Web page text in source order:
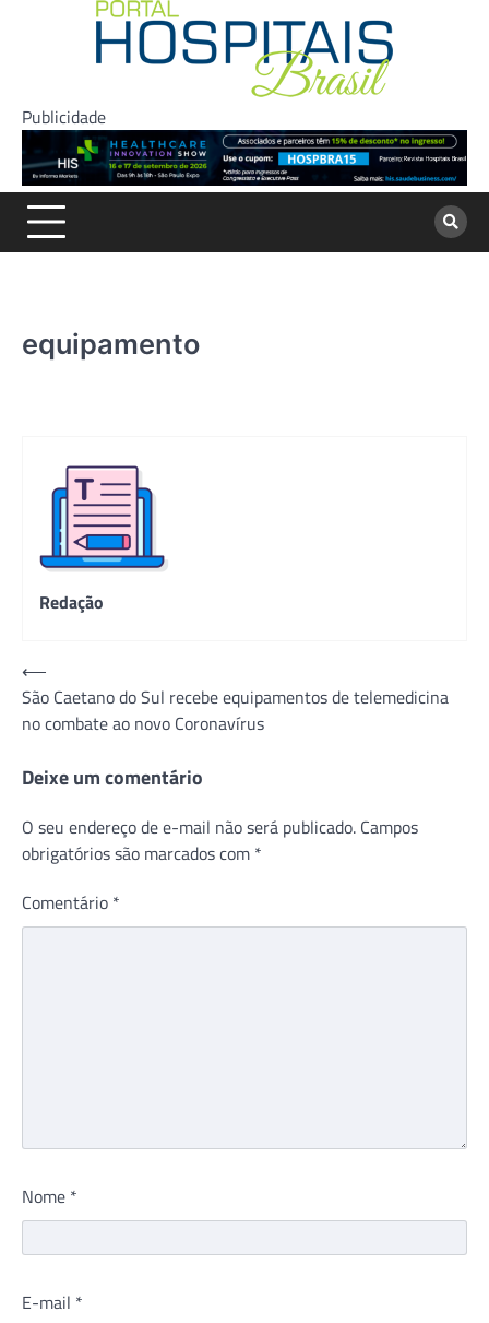
Publicidade
equipamento
Redação
Navegação
de
Post
⟵
São Caetano do Sul recebe equipamentos de telemedicina
no combate ao novo Coronavírus
Deixe um comentário
O seu endereço de e-mail não será publicado. Campos
obrigatórios são marcados com *
Comentário *
Nome *
E-mail *